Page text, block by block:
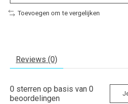
Toevoegen om te vergelijken
Reviews (0)
0 sterren op basis van 0
beoordelingen